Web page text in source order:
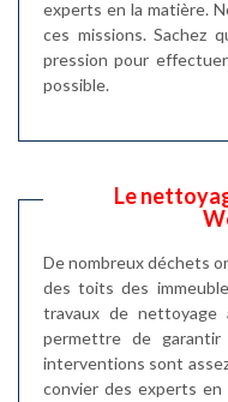
experts en la matière.
ces missions. Sachez
pression pour
possible.
Le
De nombreux déchets
des toits des
travaux de nettoyage
permettre de garantir
interventions sont
convier des experts